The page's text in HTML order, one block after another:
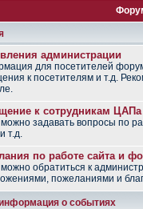
администрации
для посетителей
к посетителям и т.д.
к сотрудникам ЦАПа
задавать вопросы по
т.д.
по работе сайта и
обратиться к
пожеланиями и
о событиях